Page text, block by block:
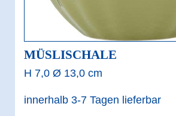
Mais
Andere
Roggen
MÜSLISCHALE
H 7,0 Ø 13,0 cm
innerhalb 3-7 Tagen lieferbar